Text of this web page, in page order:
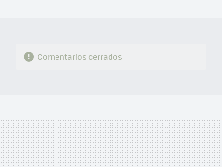
Comentarios cerrados